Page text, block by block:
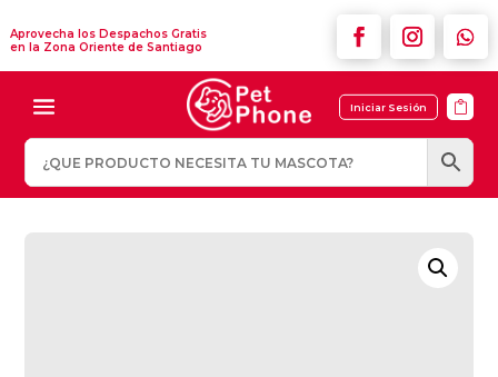
Aprovecha los Despachos Gratis
en la Zona Oriente de Santiago
Iniciar Sesión 